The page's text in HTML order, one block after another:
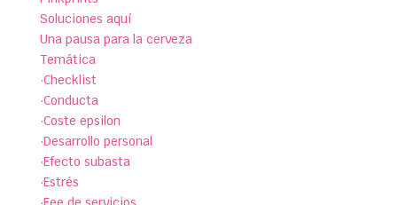
Soluciones aquí
Una pausa para la cerveza
Temática
·Checklist
·Conducta
·Coste epsilon
·Desarrollo personal
·Efecto subasta
·Estrés